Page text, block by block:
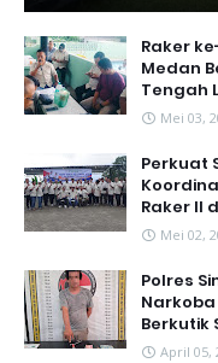
Raker
Medan
Tengah
Mei 03,
Perkuat
Raker II
Mei 02,
Polres
Berkutik
April 05,